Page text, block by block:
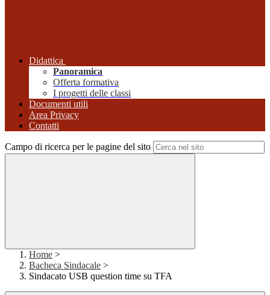
Didattica
Panoramica
Offerta formativa
I progetti delle classi
Documenti utili
Area Privacy
Contatti
Campo di ricerca per le pagine del sito
Home >
Bacheca Sindacale >
Sindacato USB question time su TFA